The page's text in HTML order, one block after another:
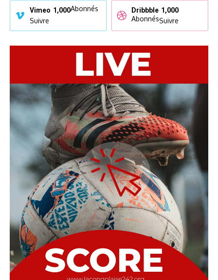
Vimeo 1,000Abonnés
Suivre
Dribbble 1,000
AbonnésSuivre